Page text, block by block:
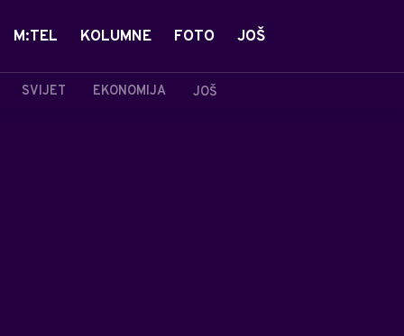
SVIJET EKONOMIJA JOŠ
M:TEL KOLUMNE FOTO JOŠ